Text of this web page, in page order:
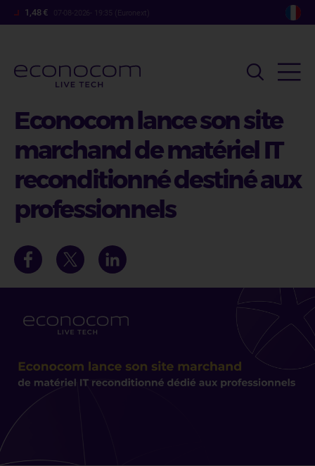
Aller
au
principal
1,48 € 07-08-2026- 19:35 (Euronext)
Econocom lance son site
marchand de matériel IT
reconditionné destiné aux
professionnels